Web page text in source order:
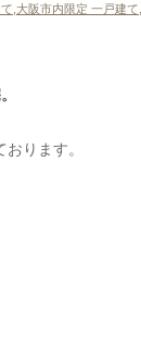
大阪市内限定 一戸建て
おります。